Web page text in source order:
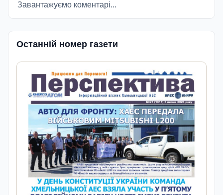
Завантажуємо коментарі...
Останній номер газети